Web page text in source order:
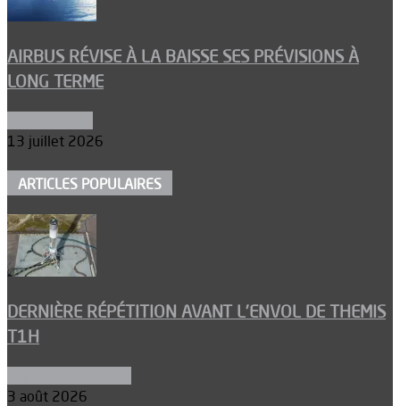
AIRBUS RÉVISE À LA BAISSE SES PRÉVISIONS À
LONG TERME
13 juillet 2026
ARTICLES POPULAIRES
DERNIÈRE RÉPÉTITION AVANT L’ENVOL DE THEMIS
T1H
3 août 2026